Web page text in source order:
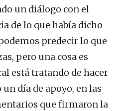
un diálogo con el
de lo que había dicho
predecir lo que
pero una cosa es
está tratando de hacer
día de apoyo, en las
que firmaron la